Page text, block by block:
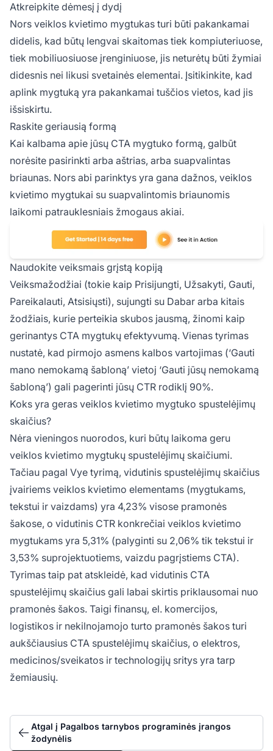
Atkreipkite dėmesį į dydį
Nors veiklos kvietimo mygtukas turi būti pakankamai
didelis, kad būtų lengvai skaitomas tiek kompiuteriuose,
tiek mobiliuosiuose įrenginiuose, jis neturėtų būti žymiai
didesnis nei likusi svetainės elementai. Įsitikinkite, kad
aplink mygtuką yra pakankamai tuščios vietos, kad jis
išsiskirtu.
Raskite geriausią formą
Kai kalbama apie jūsų CTA mygtuko formą, galbūt
norėsite pasirinkti arba aštrias, arba suapvalintas
briaunas. Nors abi parinktys yra gana dažnos, veiklos
kvietimo mygtukai su suapvalintomis briaunomis
laikomi patrauklesniais žmogaus akiai.
Naudokite veiksmais grįstą kopiją
Veiksmažodžiai (tokie kaip Prisijungti, Užsakyti, Gauti,
Pareikalauti, Atsisiųsti), sujungti su Dabar arba kitais
žodžiais, kurie perteikia skubos jausmą, žinomi kaip
gerinantys CTA mygtukų efektyvumą. Vienas tyrimas
nustatė, kad pirmojo asmens kalbos vartojimas (‘Gauti
mano nemokamą šabloną’ vietoj ‘Gauti jūsų nemokamą
šabloną’) gali pagerinti jūsų CTR rodiklį 90%.
Koks yra geras veiklos kvietimo mygtuko spustelėjimų
skaičius?
Nėra vieningos nuorodos, kuri būtų laikoma geru
veiklos kvietimo mygtukų spustelėjimų skaičiumi.
Tačiau pagal Vye tyrimą, vidutinis spustelėjimų skaičius
įvairiems veiklos kvietimo elementams (mygtukams,
tekstui ir vaizdams) yra 4,23% visose pramonės
šakose, o vidutinis CTR konkrečiai veiklos kvietimo
mygtukams yra 5,31% (palyginti su 2,06% tik tekstui ir
3,53% suprojektuotiems, vaizdu pagrįstiems CTA).
Tyrimas taip pat atskleidė, kad vidutinis CTA
spustelėjimų skaičius gali labai skirtis priklausomai nuo
pramonės šakos. Taigi finansų, el. komercijos,
logistikos ir nekilnojamojo turto pramonės šakos turi
aukščiausius CTA spustelėjimų skaičius, o elektros,
medicinos/sveikatos ir technologijų sritys yra tarp
žemiausių.
Atgal į Pagalbos tarnybos programinės įrangos
žodynėlis